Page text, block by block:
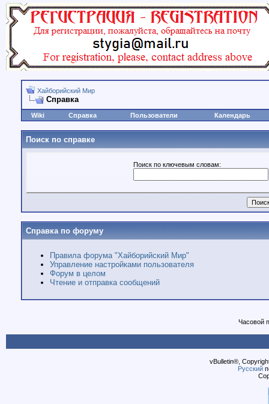
Хайборийский Мир
Справка
Wiki Справка Пользователи Календарь
Поиск по справке
Поиск по ключевым словам:
Справка по форуму
Правила форума "Хайборийский Мир"
Управление настройками пользователя
Форум в целом
Чтение и отправка сообщений
Часовой
vBulletin®,
Русский